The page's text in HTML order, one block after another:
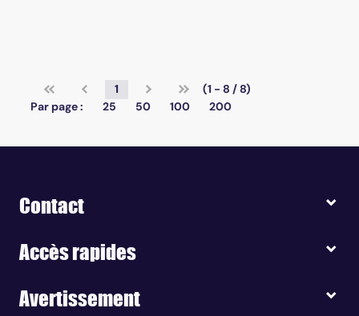
1
(1 - 8 / 8)
Par page :
25 50 100 200
Contact
Accès rapides
Avertissement